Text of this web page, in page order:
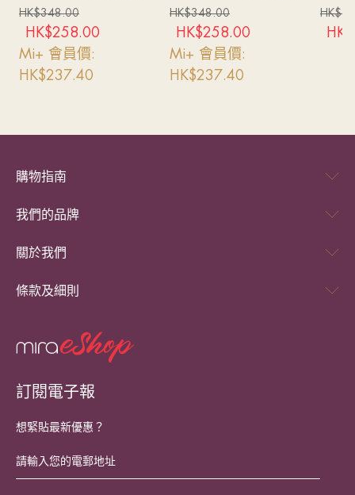
配蝴蝶酥六件禮券
HK$348.00
HK$258.00
Mi+ 會員價:
HK$237.40
個及蝴蝶酥六件禮券
HK$348.00
HK$258.00
Mi+ 會員價:
HK$237.40
人午
HK$
HK$
購物指南
我們的品牌
關於我們
條款及細則
訂閱電子報
想緊貼最新優惠？